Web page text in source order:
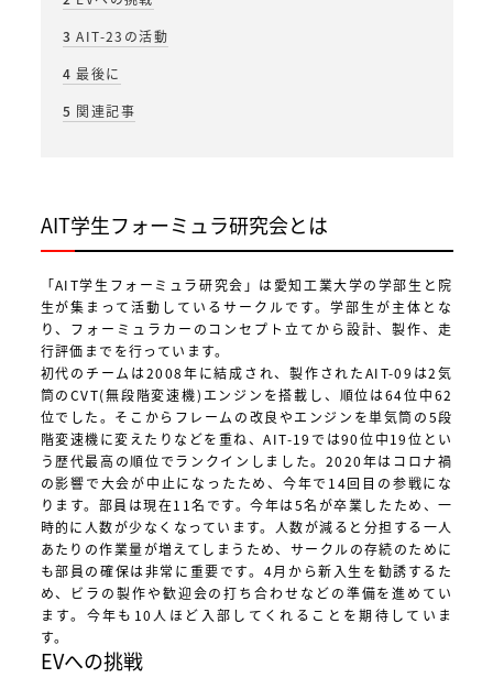
3 AIT-23の活動
4 最後に
5 関連記事
AIT学生フォーミュラ研究会とは
「AIT学生フォーミュラ研究会」は愛知工業大学の学部生と院
生が集まって活動しているサークルです。学部生が主体とな
り、フォーミュラカーのコンセプト立てから設計、製作、走
行評価までを行っています。
初代のチームは2008年に結成され、製作されたAIT-09は2気
筒のCVT(無段階変速機)エンジンを搭載し、順位は64位中62
位でした。そこからフレームの改良やエンジンを単気筒の5段
階変速機に変えたりなどを重ね、AIT-19では90位中19位とい
う歴代最高の順位でランクインしました。2020年はコロナ禍
の影響で大会が中止になったため、今年で14回目の参戦にな
ります。部員は現在11名です。今年は5名が卒業したため、一
時的に人数が少なくなっています。人数が減ると分担する一人
あたりの作業量が増えてしまうため、サークルの存続のために
も部員の確保は非常に重要です。4月から新入生を勧誘するた
め、ビラの製作や歓迎会の打ち合わせなどの準備を進めてい
ます。今年も10人ほど入部してくれることを期待していま
す。
EVへの挑戦